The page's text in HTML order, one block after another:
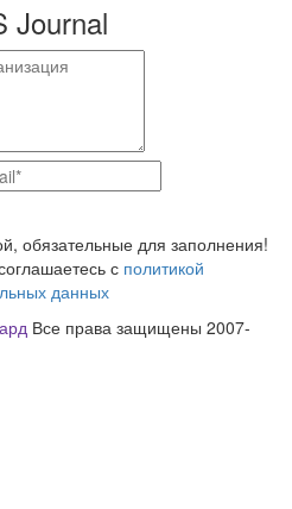
Journal
обязательные для заполнения!
с политикой
данных
Все права защищены 2007-